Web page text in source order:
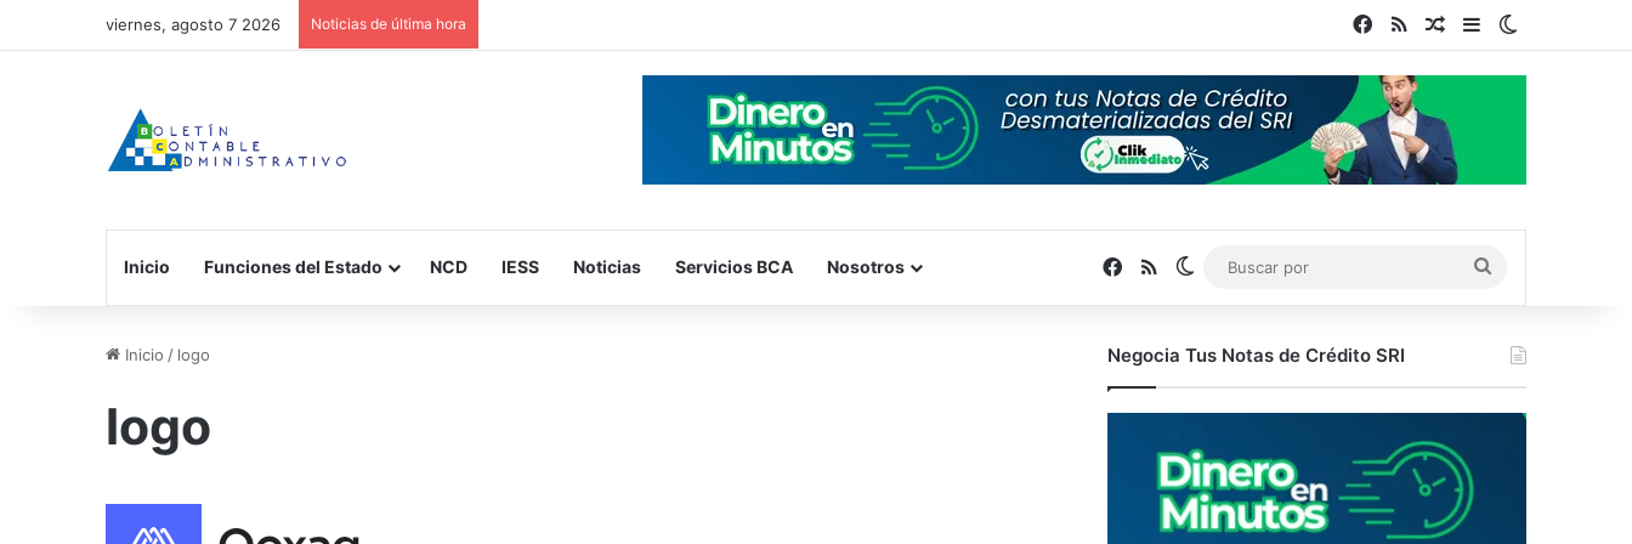
viernes, agosto 7 2026 Noticias de última hora Facebook
RSS Publicación al azar
Barra lateral
Inicio Funciones del Estado NCD IESS Noticias Servicios BCA Nosotros Facebook
RSS Switch skin
por
Inicio / logo
logo
Negocia Tus Notas de Crédito SRI